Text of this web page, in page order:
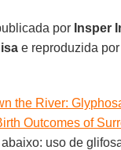
por Insper
e reproduzida por
the River:
Outcomes of
abaixo: uso de